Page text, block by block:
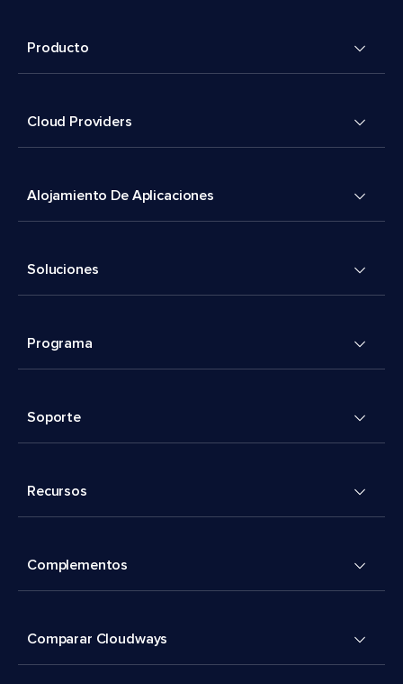
Producto
Cloud Providers
Alojamiento De Aplicaciones
Soluciones
Programa
Soporte
Recursos
Complementos
Comparar Cloudways